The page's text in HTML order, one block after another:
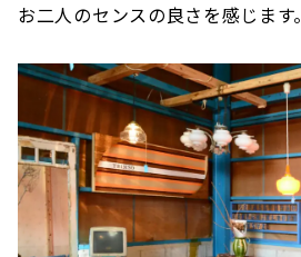
お二人のセンスの良さを感じます。